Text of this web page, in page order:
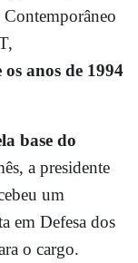
Contemporâneo
anos de 1994
base do
a presidente
um
em Defesa dos
o cargo.